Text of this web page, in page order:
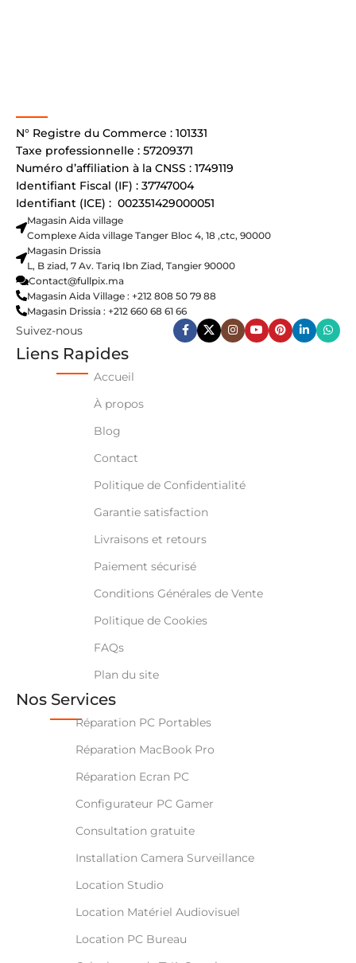
N° Registre du Commerce : 101331
Taxe professionnelle : 57209371
Numéro d’affiliation à la CNSS : 1749119
Identifiant Fiscal (IF) : 37747004
Identifiant (ICE) : 002351429000051
Magasin Aida village
Complexe Aida village Tanger Bloc 4, 18 ,ctc, 90000
Magasin Drissia
L, B ziad, 7 Av. Tariq Ibn Ziad, Tangier 90000
Contact@fullpix.ma
Magasin Aida Village : +212 808 50 79 88
Magasin Drissia : +212 660 68 61 66
Suivez-nous
Liens Rapides
Accueil
À propos
Blog
Contact
Politique de Confidentialité
Garantie satisfaction
Livraisons et retours
Paiement sécurisé
Conditions Générales de Vente
Politique de Cookies
FAQs
Plan du site
Nos Services
Réparation PC Portables
Réparation MacBook Pro
Réparation Ecran PC
Configurateur PC Gamer
Consultation gratuite
Installation Camera Surveillance
Location Studio
Location Matériel Audiovisuel
Location PC Bureau